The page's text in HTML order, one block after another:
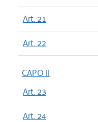
Art. 21
Art. 22
CAPO II
Art. 23
Art. 24